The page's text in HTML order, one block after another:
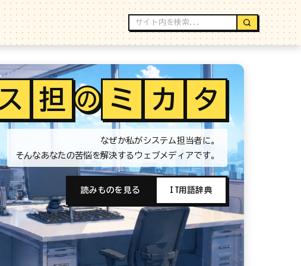
ス 担 の ミ カ タ
なぜか私がシステム担当者に。
そんなあなたの苦悩を解決するウェブメディアです。
読みものを見る IT用語辞典